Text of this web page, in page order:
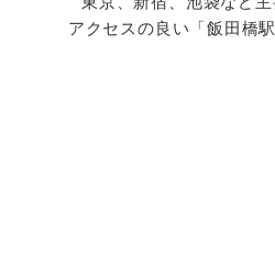
アクセスの良い「飯田橋